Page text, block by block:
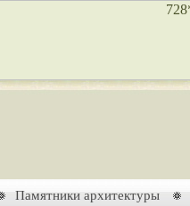
Памятники архитектуры